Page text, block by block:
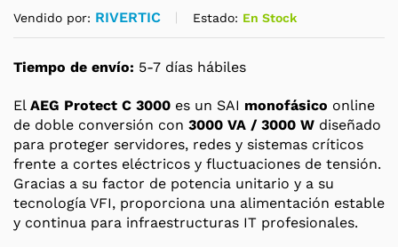
Vendido por: RIVERTIC Estado: En Stock
Tiempo de envío: 5-7 días hábiles
El AEG Protect C 3000 es un SAI monofásico online
de doble conversión con 3000 VA / 3000 W diseñado
para proteger servidores, redes y sistemas críticos
frente a cortes eléctricos y fluctuaciones de tensión.
Gracias a su factor de potencia unitario y a su
tecnología VFI, proporciona una alimentación estable
y continua para infraestructuras IT profesionales.